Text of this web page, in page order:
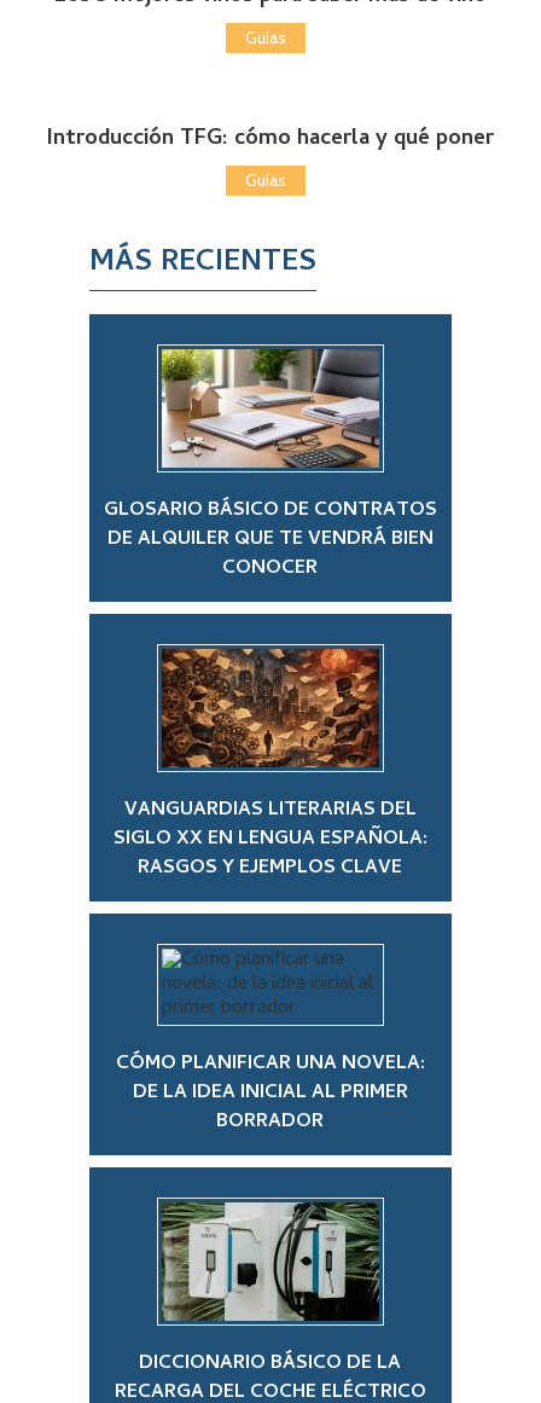
Guías
Introducción TFG: cómo hacerla y qué poner
Guías
MÁS RECIENTES
GLOSARIO BÁSICO DE CONTRATOS
DE ALQUILER QUE TE VENDRÁ BIEN
CONOCER
VANGUARDIAS LITERARIAS DEL
SIGLO XX EN LENGUA ESPAÑOLA:
RASGOS Y EJEMPLOS CLAVE
CÓMO PLANIFICAR UNA NOVELA:
DE LA IDEA INICIAL AL PRIMER
BORRADOR
DICCIONARIO BÁSICO DE LA
RECARGA DEL COCHE ELÉCTRICO